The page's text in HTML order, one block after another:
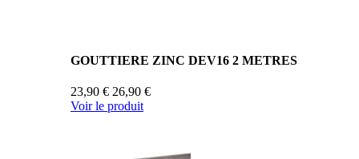
GOUTTIERE ZINC DEV16 2 METRES
23,90 € 26,90 €
Voir le produit